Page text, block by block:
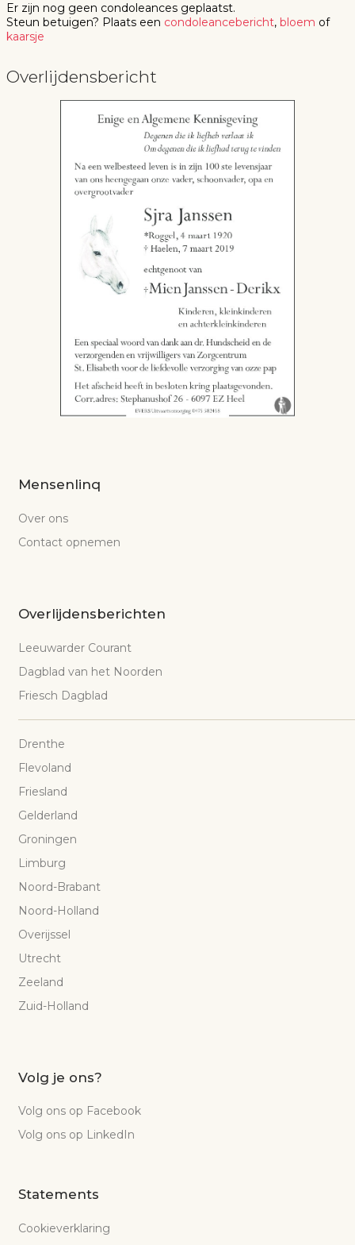
Er zijn nog geen condoleances geplaatst.
Steun betuigen? Plaats een condoleancebericht, bloem of
kaarsje
Overlijdensbericht
Mensenlinq
Over ons
Contact opnemen
Overlijdensberichten
Leeuwarder Courant
Dagblad van het Noorden
Friesch Dagblad
Drenthe
Flevoland
Friesland
Gelderland
Groningen
Limburg
Noord-Brabant
Noord-Holland
Overijssel
Utrecht
Zeeland
Zuid-Holland
Volg je ons?
Volg ons op Facebook
Volg ons op LinkedIn
Statements
Cookieverklaring